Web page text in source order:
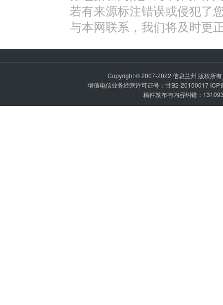
若有来源标注错误或侵犯了
与本网联系，我们将及时更
Copyright © 2007-2022 信息兰州 版权所
增值电信业务经营许可证号：甘B2-20150017 ICP
稿件发布与内容纠错：